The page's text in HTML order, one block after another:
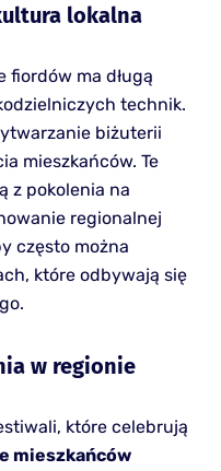
lokalna
fiordów ma długą
technik.
biżuterii
mieszkańców. Te
z pokolenia na
regionalnej
często można
które odbywają się
w regionie
które celebrują
mieszkańców